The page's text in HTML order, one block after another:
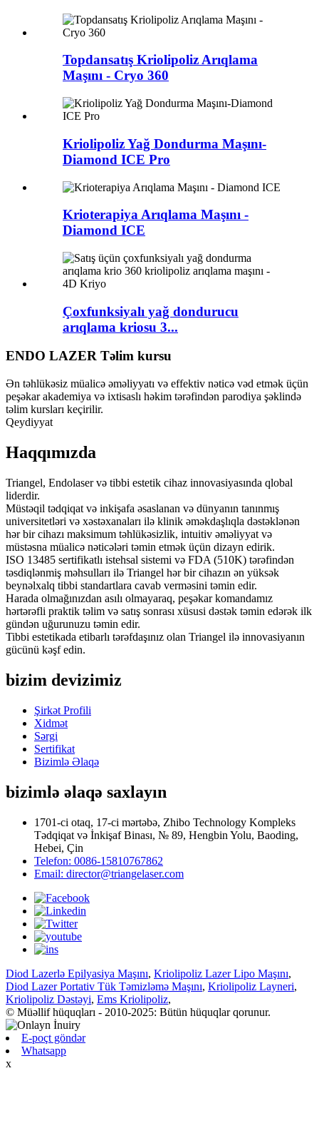
Topdansatış Kriolipoliz Arıqlama
Maşını - Cryo 360
Kriolipoliz Yağ Dondurma Maşını-
Diamond ICE Pro
Krioterapiya Arıqlama Maşını -
Diamond ICE
Çoxfunksiyalı yağ dondurucu
arıqlama kriosu 3...
ENDO LAZER Təlim kursu
Ən təhlükəsiz müalicə əməliyyatı və effektiv nəticə vəd etmək üçün
peşəkar akademiya və ixtisaslı həkim tərəfindən parodiya şəklində
təlim kursları keçirilir.
Qeydiyyat
Haqqımızda
Triangel, Endolaser və tibbi estetik cihaz innovasiyasında qlobal
liderdir.
Müstəqil tədqiqat və inkişafa əsaslanan və dünyanın tanınmış
universitetləri və xəstəxanaları ilə klinik əməkdaşlıqla dəstəklənən
hər bir cihazı maksimum təhlükəsizlik, intuitiv əməliyyat və
müstəsna müalicə nəticələri təmin etmək üçün dizayn edirik.
ISO 13485 sertifikatlı istehsal sistemi və FDA (510K) tərəfindən
təsdiqlənmiş məhsulları ilə Triangel hər bir cihazın ən yüksək
beynəlxalq tibbi standartlara cavab verməsini təmin edir.
Harada olmağınızdan asılı olmayaraq, peşəkar komandamız
hərtərəfli praktik təlim və satış sonrası xüsusi dəstək təmin edərək ilk
gündən uğurunuzu təmin edir.
Tibbi estetikada etibarlı tərəfdaşınız olan Triangel ilə innovasiyanın
gücünü kəşf edin.
bizim devizimiz
Şirkət Profili
Xidmət
Sərgi
Sertifikat
Bizimlə Əlaqə
bizimlə əlaqə saxlayın
1701-ci otaq, 17-ci mərtəbə, Zhibo Technology Kompleks
Tədqiqat və İnkişaf Binası, № 89, Hengbin Yolu, Baoding,
Hebei, Çin
Telefon: 0086-15810767862
Email: director@triangelaser.com
Diod Lazerlə Epilyasiya Maşını, Kriolipoliz Lazer Lipo Maşını,
Diod Lazer Portativ Tük Təmizləmə Maşını, Kriolipoliz Layneri,
Kriolipoliz Dəstəyi, Ems Kriolipoliz,
© Müəllif hüquqları - 2010-2025: Bütün hüquqlar qorunur.
E-poçt göndər
Whatsapp
x